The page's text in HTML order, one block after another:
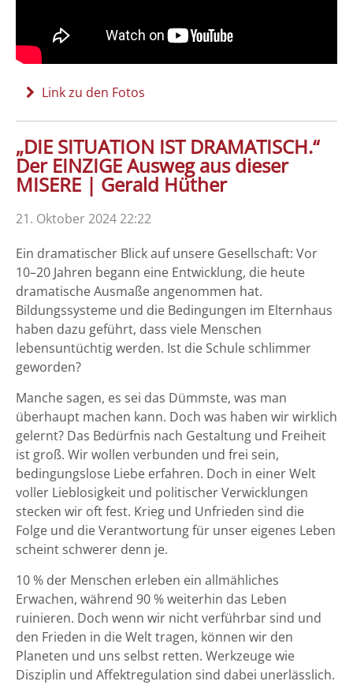
Link zu den Fotos
„DIE SITUATION IST DRAMATISCH.“
Der EINZIGE Ausweg aus dieser
MISERE | Gerald Hüther
21. Oktober 2024 22:22
Ein dramatischer Blick auf unsere Gesellschaft: Vor
10–20 Jahren begann eine Entwicklung, die heute
dramatische Ausmaße angenommen hat.
Bildungssysteme und die Bedingungen im Elternhaus
haben dazu geführt, dass viele Menschen
lebensuntüchtig werden. Ist die Schule schlimmer
geworden?
Manche sagen, es sei das Dümmste, was man
überhaupt machen kann. Doch was haben wir wirklich
gelernt? Das Bedürfnis nach Gestaltung und Freiheit
ist groß. Wir wollen verbunden und frei sein,
bedingungslose Liebe erfahren. Doch in einer Welt
voller Lieblosigkeit und politischer Verwicklungen
stecken wir oft fest. Krieg und Unfrieden sind die
Folge und die Verantwortung für unser eigenes Leben
scheint schwerer denn je.
10 % der Menschen erleben ein allmähliches
Erwachen, während 90 % weiterhin das Leben
ruinieren. Doch wenn wir nicht verführbar sind und
den Frieden in die Welt tragen, können wir den
Planeten und uns selbst retten. Werkzeuge wie
Disziplin und Affektregulation sind dabei unerlässlich.